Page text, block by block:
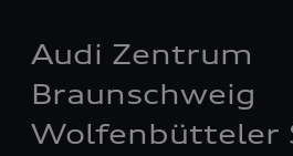
Audi Zentrum
Braunschweig
Wolfenbütteler